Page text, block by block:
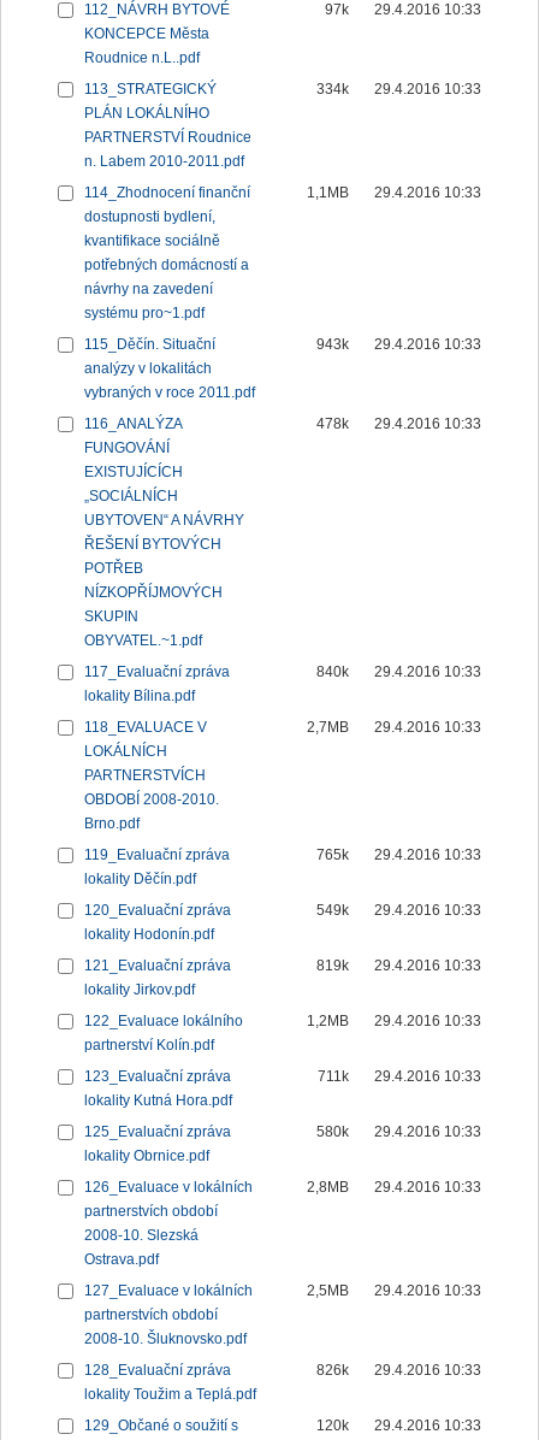
112_NÁVRH BYTOVÉ
KONCEPCE Města
Roudnice n.L..pdf
97k 29.4.2016 10:33
113_STRATEGICKÝ
PLÁN LOKÁLNÍHO
PARTNERSTVÍ Roudnice
n. Labem 2010-2011.pdf
334k 29.4.2016 10:33
114_Zhodnocení finanční
dostupnosti bydlení,
kvantifikace sociálně
potřebných domácností a
návrhy na zavedení
systému pro~1.pdf
1,1MB 29.4.2016 10:33
115_Děčín. Situační
analýzy v lokalitách
vybraných v roce 2011.pdf
943k 29.4.2016 10:33
116_ANALÝZA
FUNGOVÁNÍ
EXISTUJÍCÍCH
„SOCIÁLNÍCH
UBYTOVEN“ A NÁVRHY
ŘEŠENÍ BYTOVÝCH
POTŘEB
NÍZKOPŘÍJMOVÝCH
SKUPIN
OBYVATEL.~1.pdf
478k 29.4.2016 10:33
117_Evaluační zpráva
lokality Bílina.pdf
840k 29.4.2016 10:33
118_EVALUACE V
LOKÁLNÍCH
PARTNERSTVÍCH
OBDOBÍ 2008-2010.
Brno.pdf
2,7MB 29.4.2016 10:33
119_Evaluační zpráva
lokality Děčín.pdf
765k 29.4.2016 10:33
120_Evaluační zpráva
lokality Hodonín.pdf
549k 29.4.2016 10:33
121_Evaluační zpráva
lokality Jirkov.pdf
819k 29.4.2016 10:33
122_Evaluace lokálního
partnerství Kolín.pdf
1,2MB 29.4.2016 10:33
123_Evaluační zpráva
lokality Kutná Hora.pdf
711k 29.4.2016 10:33
125_Evaluační zpráva
lokality Obrnice.pdf
580k 29.4.2016 10:33
126_Evaluace v lokálních
partnerstvích období
2008-10. Slezská
Ostrava.pdf
2,8MB 29.4.2016 10:33
127_Evaluace v lokálních
partnerstvích období
2008-10. Šluknovsko.pdf
2,5MB 29.4.2016 10:33
128_Evaluační zpráva
lokality Toužim a Teplá.pdf
826k 29.4.2016 10:33
129_Občané o soužití s
120k 29.4.2016 10:33